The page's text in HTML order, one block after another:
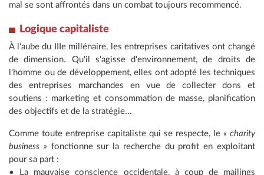
mal se sont affrontés dans un combat toujours recommencé.
Logique capitaliste
À l'aube du IIIe millénaire, les entreprises caritatives ont changé
de dimension. Qu'il s'agisse d'environnement, de droits de
l'homme ou de développement, elles ont adopté les techniques
des entreprises marchandes en vue de collecter dons et
soutiens : marketing et consommation de masse, planification
des objectifs et de la stratégie...
Comme toute entreprise capitaliste qui se respecte, le « charity
business » fonctionne sur la recherche du profit en exploitant
pour sa part :
• La mauvaise conscience occidentale, à coup de mailings